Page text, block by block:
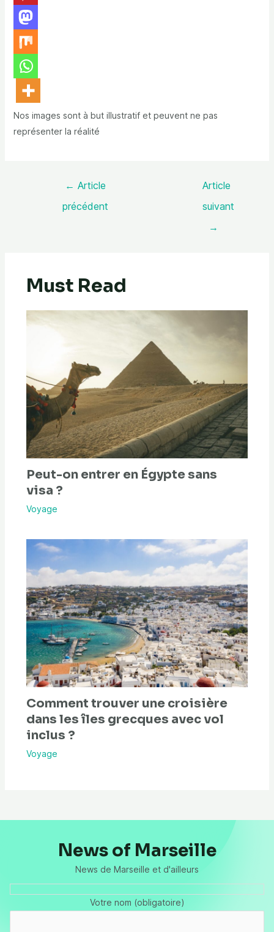
Nos images sont à but illustratif et peuvent ne pas
représenter la réalité
← Article
précédent
Article
suivant
→
Must Read
Peut-on entrer en Égypte sans
visa ?
Voyage
Comment trouver une croisière
dans les îles grecques avec vol
inclus ?
Voyage
News of Marseille
News de Marseille et d'ailleurs
Votre nom (obligatoire)